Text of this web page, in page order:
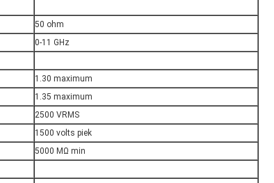
50 ohm
0-11 GHz
1.30 maximum
1.35 maximum
2500 VRMS
1500 volts piek
5000 MΩ min